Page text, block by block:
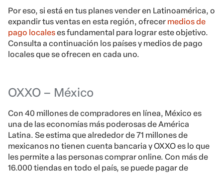
Por eso, si está en tus planes vender en Latinoamérica, o
expandir tus ventas en esta región, ofrecer medios de
pago localeses fundamental para lograr este objetivo.
Consulta a continuación los países y medios de pago
locales que se ofrecen en cada uno.
OXXO – México
Con 40 millones de compradores en línea, México es
una de las economías más poderosas de América
Latina. Se estima que alrededor de 71 millones de
mexicanos no tienen cuenta bancaria y OXXO es lo que
les permite a las personas comprar online. Con más de
16.000 tiendas en todo el país, se puede pagar de